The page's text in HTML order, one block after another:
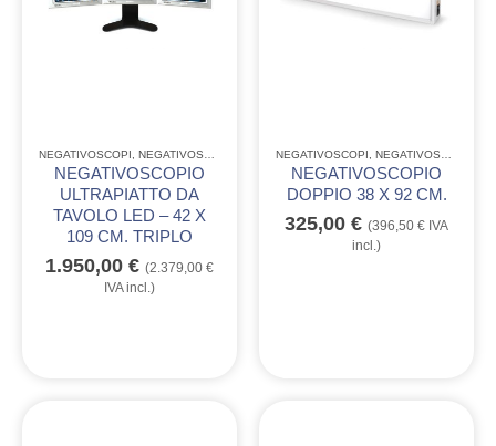
NEGATIVOSCOPI NEGATIVOSCOPI ULTRAPIATTI A LED
NEGATIVOSCOPIO
ULTRAPIATTO DA
TAVOLO LED – 42 X
109 CM. TRIPLO
1.950,00 € (2.379,00 €
IVA incl.)
NEGATIVOSCOPI NEGATIVOSCOPI LINEA QUALITÒ GIMA
NEGATIVOSCOPIO
DOPPIO 38 X 92 CM.
325,00 € (396,50 € IVA
incl.)